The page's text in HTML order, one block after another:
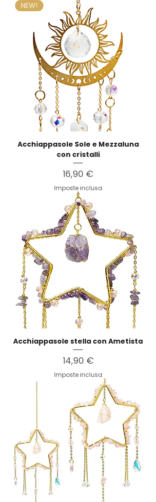
NEW!
Acchiappasole Sole e Mezzaluna
con cristalli
Prezzo
16,90 €
Imposte inclusa
Acchiappasole stella con Ametista
Prezzo
14,90 €
Imposte inclusa